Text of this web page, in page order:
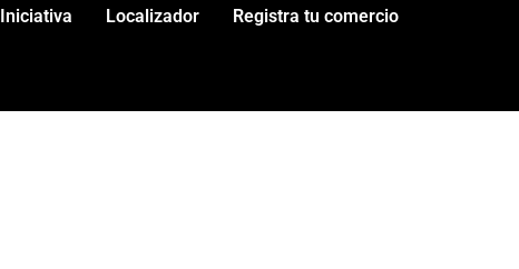
Iniciativa Localizador Registra tu comercio